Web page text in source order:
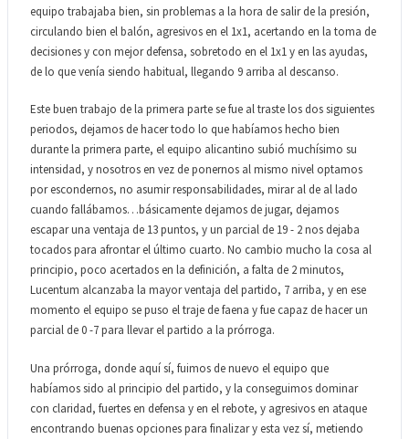
equipo trabajaba bien, sin problemas a la hora de salir de la presión,
circulando bien el balón, agresivos en el 1x1, acertando en la toma de
decisiones y con mejor defensa, sobretodo en el 1x1 y en las ayudas,
de lo que venía siendo habitual, llegando 9 arriba al descanso.
Este buen trabajo de la primera parte se fue al traste los dos siguientes
periodos, dejamos de hacer todo lo que habíamos hecho bien
durante la primera parte, el equipo alicantino subió muchísimo su
intensidad, y nosotros en vez de ponernos al mismo nivel optamos
por escondernos, no asumir responsabilidades, mirar al de al lado
cuando fallábamos…básicamente dejamos de jugar, dejamos
escapar una ventaja de 13 puntos, y un parcial de 19 - 2 nos dejaba
tocados para afrontar el último cuarto. No cambio mucho la cosa al
principio, poco acertados en la definición, a falta de 2 minutos,
Lucentum alcanzaba la mayor ventaja del partido, 7 arriba, y en ese
momento el equipo se puso el traje de faena y fue capaz de hacer un
parcial de 0 -7 para llevar el partido a la prórroga.
Una prórroga, donde aquí sí, fuimos de nuevo el equipo que
habíamos sido al principio del partido, y la conseguimos dominar
con claridad, fuertes en defensa y en el rebote, y agresivos en ataque
encontrando buenas opciones para finalizar y esta vez sí, metiendo